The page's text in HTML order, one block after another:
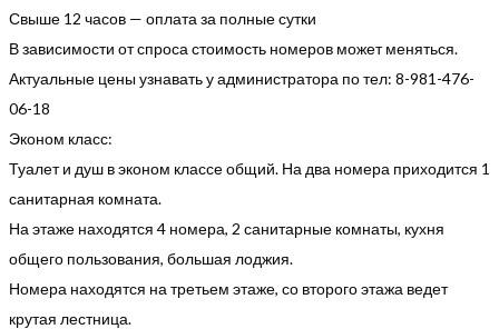
Свыше 12 часов — оплата за полные сутки
В зависимости от спроса стоимость номеров может меняться.
Актуальные цены узнавать у администратора по тел: 8-981-476-
06-18
Эконом класс:
Туалет и душ в эконом классе общий. На два номера приходится 1
санитарная комната.
На этаже находятся 4 номера, 2 санитарные комнаты, кухня
общего пользования, большая лоджия.
Номера находятся на третьем этаже, со второго этажа ведет
крутая лестница.